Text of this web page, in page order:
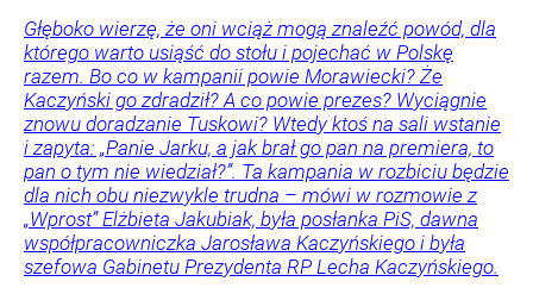
Głęboko wierzę, że oni wciąż mogą znaleźć powód, dla
którego warto usiąść do stołu i pojechać w Polskę
razem. Bo co w kampanii powie Morawiecki? Że
Kaczyński go zdradził? A co powie prezes? Wyciągnie
znowu doradzanie Tuskowi? Wtedy ktoś na sali wstanie
i zapyta: „Panie Jarku, a jak brał go pan na premiera, to
pan o tym nie wiedział?”. Ta kampania w rozbiciu będzie
dla nich obu niezwykle trudna – mówi w rozmowie z
„Wprost” Elżbieta Jakubiak, była posłanka PiS, dawna
współpracowniczka Jarosława Kaczyńskiego i była
szefowa Gabinetu Prezydenta RP Lecha Kaczyńskiego.